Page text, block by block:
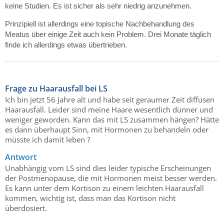
keine Studien. Es ist sicher als sehr niedrig anzunehmen.
Prinzipiell ist allerdings eine topische Nachbehandlung des
Meatus über einige Zeit auch kein Problem. Drei Monate täglich
finde ich allerdings etwas übertrieben.
Frage zu Haarausfall bei LS
Ich bin jetzt 56 Jahre alt und habe seit geraumer Zeit diffusen
Haarausfall. Leider sind meine Haare wesentlich dünner und
weniger geworden. Kann das mit LS zusammen hängen? Hätte
es dann überhaupt Sinn, mit Hormonen zu behandeln oder
müsste ich damit leben ?
Antwort
Unabhängig vom LS sind dies leider typische Erscheinungen
der Postmenopause, die mit Hormonen meist besser werden.
Es kann unter dem Kortison zu einem leichten Haarausfall
kommen, wichtig ist, dass man das Kortison nicht
überdosiert.